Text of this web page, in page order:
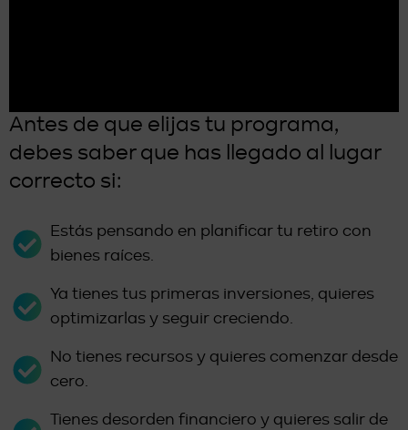
Antes de que elijas tu programa,
debes saber que has llegado al lugar
correcto si:
Estás pensando en planificar tu retiro con
bienes raíces.
Ya tienes tus primeras inversiones, quieres
optimizarlas y seguir creciendo.
No tienes recursos y quieres comenzar desde
cero.
Tienes desorden financiero y quieres salir de